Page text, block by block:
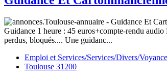
Guidance 1 heure : 45 euros+compte-rendu
perdus, bloqués.... Une guidanc...
Emploi et Services/Services/Divers/Voyance
Toulouse 31200